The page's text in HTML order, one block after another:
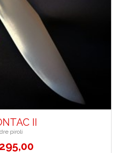
II
piroli